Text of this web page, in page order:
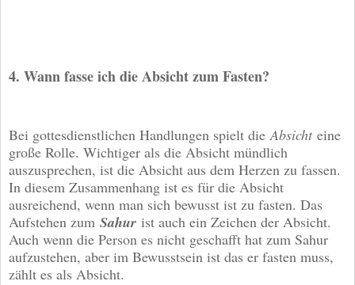
4. Wann fasse ich die Absicht zum Fasten?
Bei gottesdienstlichen Handlungen spielt dieAbsichteine
große Rolle. Wichtiger als die Absicht mündlich
auszusprechen, ist die Absicht aus dem Herzen zu fassen.
In diesem Zusammenhang ist es für die Absicht
ausreichend, wenn man sich bewusst ist zu fasten. Das
Aufstehen zum Sahur ist auch ein Zeichen der Absicht.
Auch wenn die Person es nicht geschafft hat zum Sahur
aufzustehen, aber im Bewusstsein ist das er fasten muss,
zählt es als Absicht.